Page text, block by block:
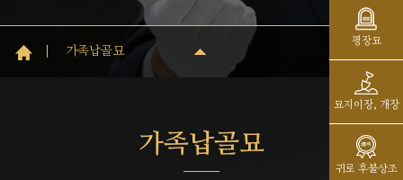
평장묘
묘지이장, 개장
귀로 후불상조
가족납골묘
가족납골묘